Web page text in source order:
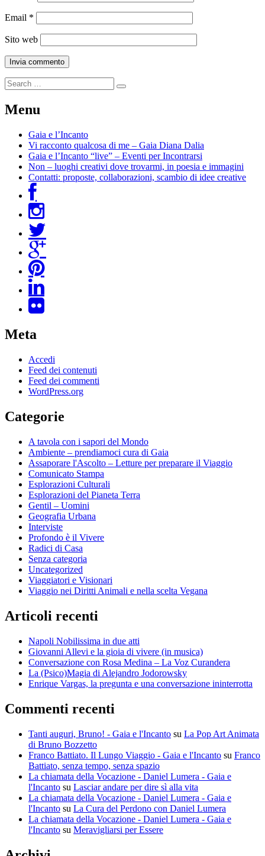
Email *
Sito web
Menu
Gaia e l’Incanto
Vi racconto qualcosa di me – Gaia Diana Dalia
Gaia e l’Incanto “live” – Eventi per Incontrarsi
Non – luoghi creativi dove trovarmi, in poesia e immagini
Contatti: proposte, collaborazioni, scambio di idee creative
Meta
Accedi
Feed dei contenuti
Feed dei commenti
WordPress.org
Categorie
A tavola con i sapori del Mondo
Ambiente – prendiamoci cura di Gaia
Assaporare l'Ascolto – Letture per preparare il Viaggio
Comunicato Stampa
Esplorazioni Culturali
Esplorazioni del Pianeta Terra
Gentil – Uomini
Geografia Urbana
Interviste
Profondo è il Vivere
Radici di Casa
Senza categoria
Uncategorized
Viaggiatori e Visionari
Viaggio nei Diritti Animali e nella scelta Vegana
Articoli recenti
Napoli Nobilissima in due atti
Giovanni Allevi e la gioia di vivere (in musica)
Conversazione con Rosa Medina – La Voz Curandera
La (Psico)Magia di Alejandro Jodorowsky
Enrique Vargas, la pregunta e una conversazione ininterrotta
Commenti recenti
Tanti auguri, Bruno! - Gaia e l'Incanto su La Pop Art Animata
di Bruno Bozzetto
Franco Battiato. Il Lungo Viaggio - Gaia e l'Incanto su Franco
Battiato, senza tempo, senza spazio
La chiamata della Vocazione - Daniel Lumera - Gaia e
l'Incanto su Lasciar andare per dire sì alla vita
La chiamata della Vocazione - Daniel Lumera - Gaia e
l'Incanto su La Cura del Perdono con Daniel Lumera
La chiamata della Vocazione - Daniel Lumera - Gaia e
l'Incanto su Meravigliarsi per Essere